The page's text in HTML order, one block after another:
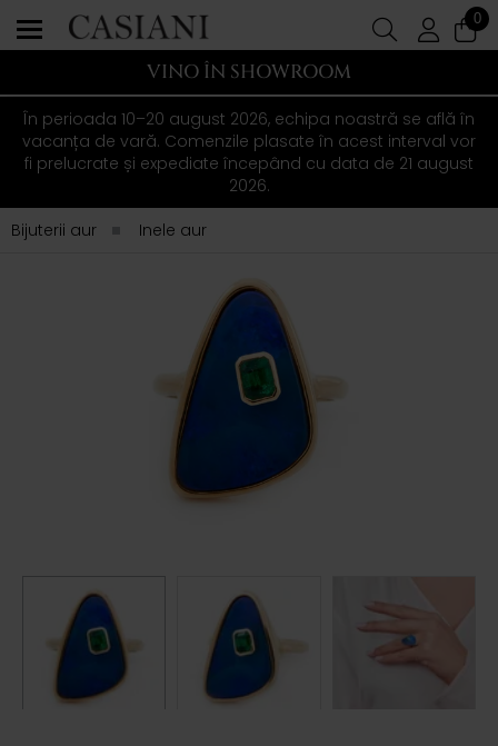
0
VINO ÎN SHOWROOM
În perioada 10–20 august 2026, echipa noastră se află în
vacanța de vară. Comenzile plasate în acest interval vor
fi prelucrate și expediate începând cu data de 21 august
2026.
Bijuterii aur
Inele aur